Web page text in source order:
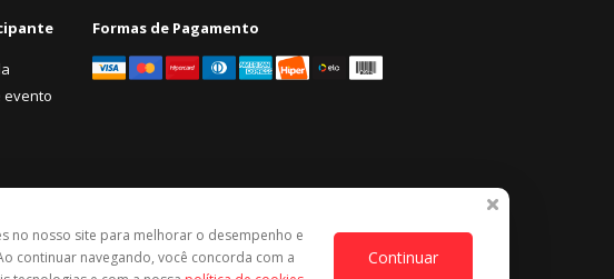
evento
Formas de Pagamento
no nosso site para melhorar o desempenho e
continuar navegando, você concorda com a
Continuar